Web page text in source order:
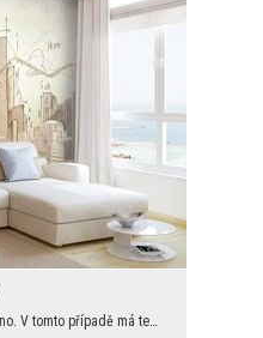
Říká se, že papír vydrží všechno. V tomto případě má technický výkres hodně štěstí, protože na ně...